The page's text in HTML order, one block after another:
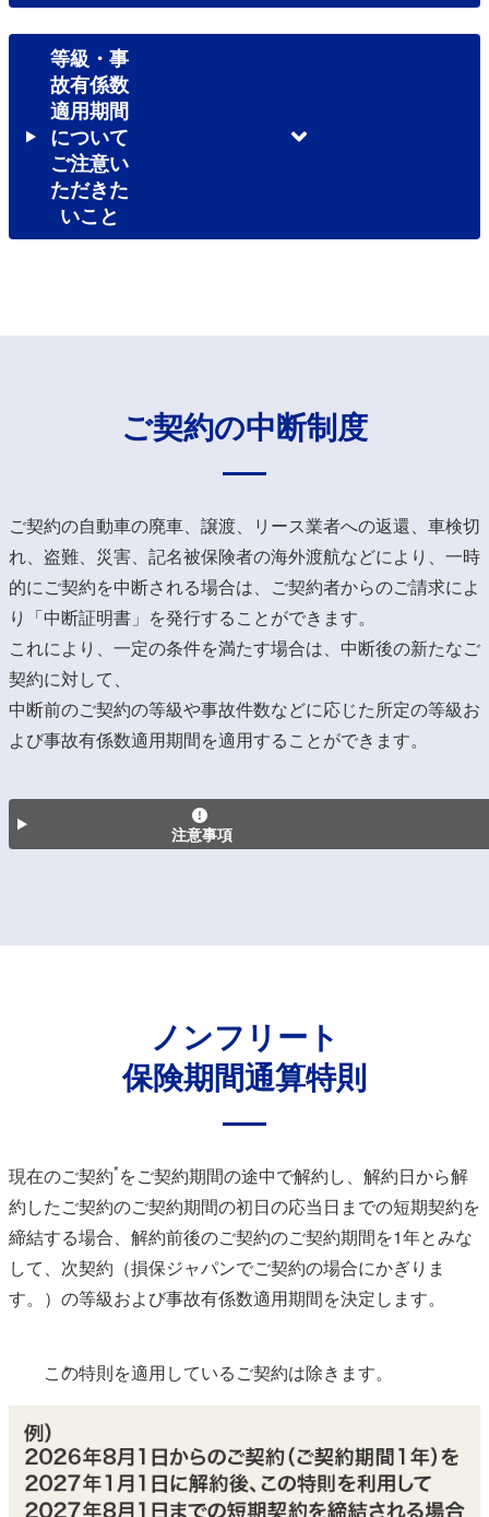
等級・事
故有係数
適用期間
について
ご注意い
ただきた
いこと
ご契約の中断制度
ご契約の自動車の廃車、譲渡、リース業者への返還、車検切
れ、盗難、災害、記名被保険者の海外渡航などにより、一時
的にご契約を中断される場合は、ご契約者からのご請求によ
り「中断証明書」を発行することができます。
これにより、一定の条件を満たす場合は、中断後の新たなご
契約に対して、
中断前のご契約の等級や事故件数などに応じた所定の等級お
よび事故有係数適用期間を適用することができます。
注意事項
ノンフリート
保険期間通算特則
現在のご契約*をご契約期間の途中で解約し、解約日から解
約したご契約のご契約期間の初日の応当日までの短期契約を
締結する場合、解約前後のご契約のご契約期間を1年とみな
して、次契約（損保ジャパンでご契約の場合にかぎりま
す。）の等級および事故有係数適用期間を決定します。
*
この特則を適用しているご契約は除きます。